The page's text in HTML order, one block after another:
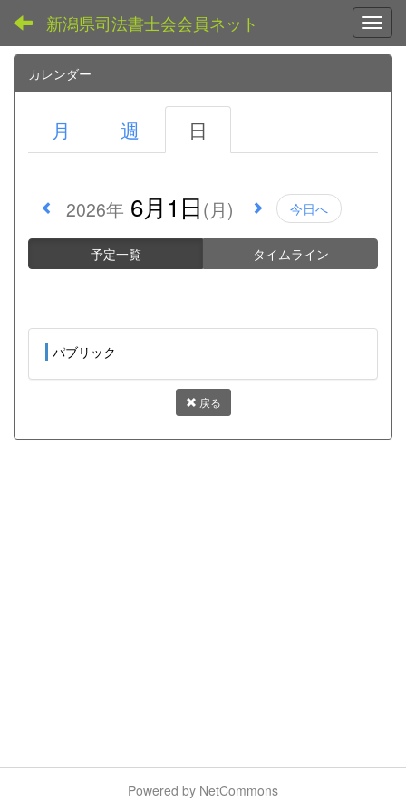
新潟県司法書士会会員ネット
カレンダー
月 週 日
2026年 6月1日(月) 今日へ
予定一覧 タイムライン
パブリック
戻る
Powered by NetCommons